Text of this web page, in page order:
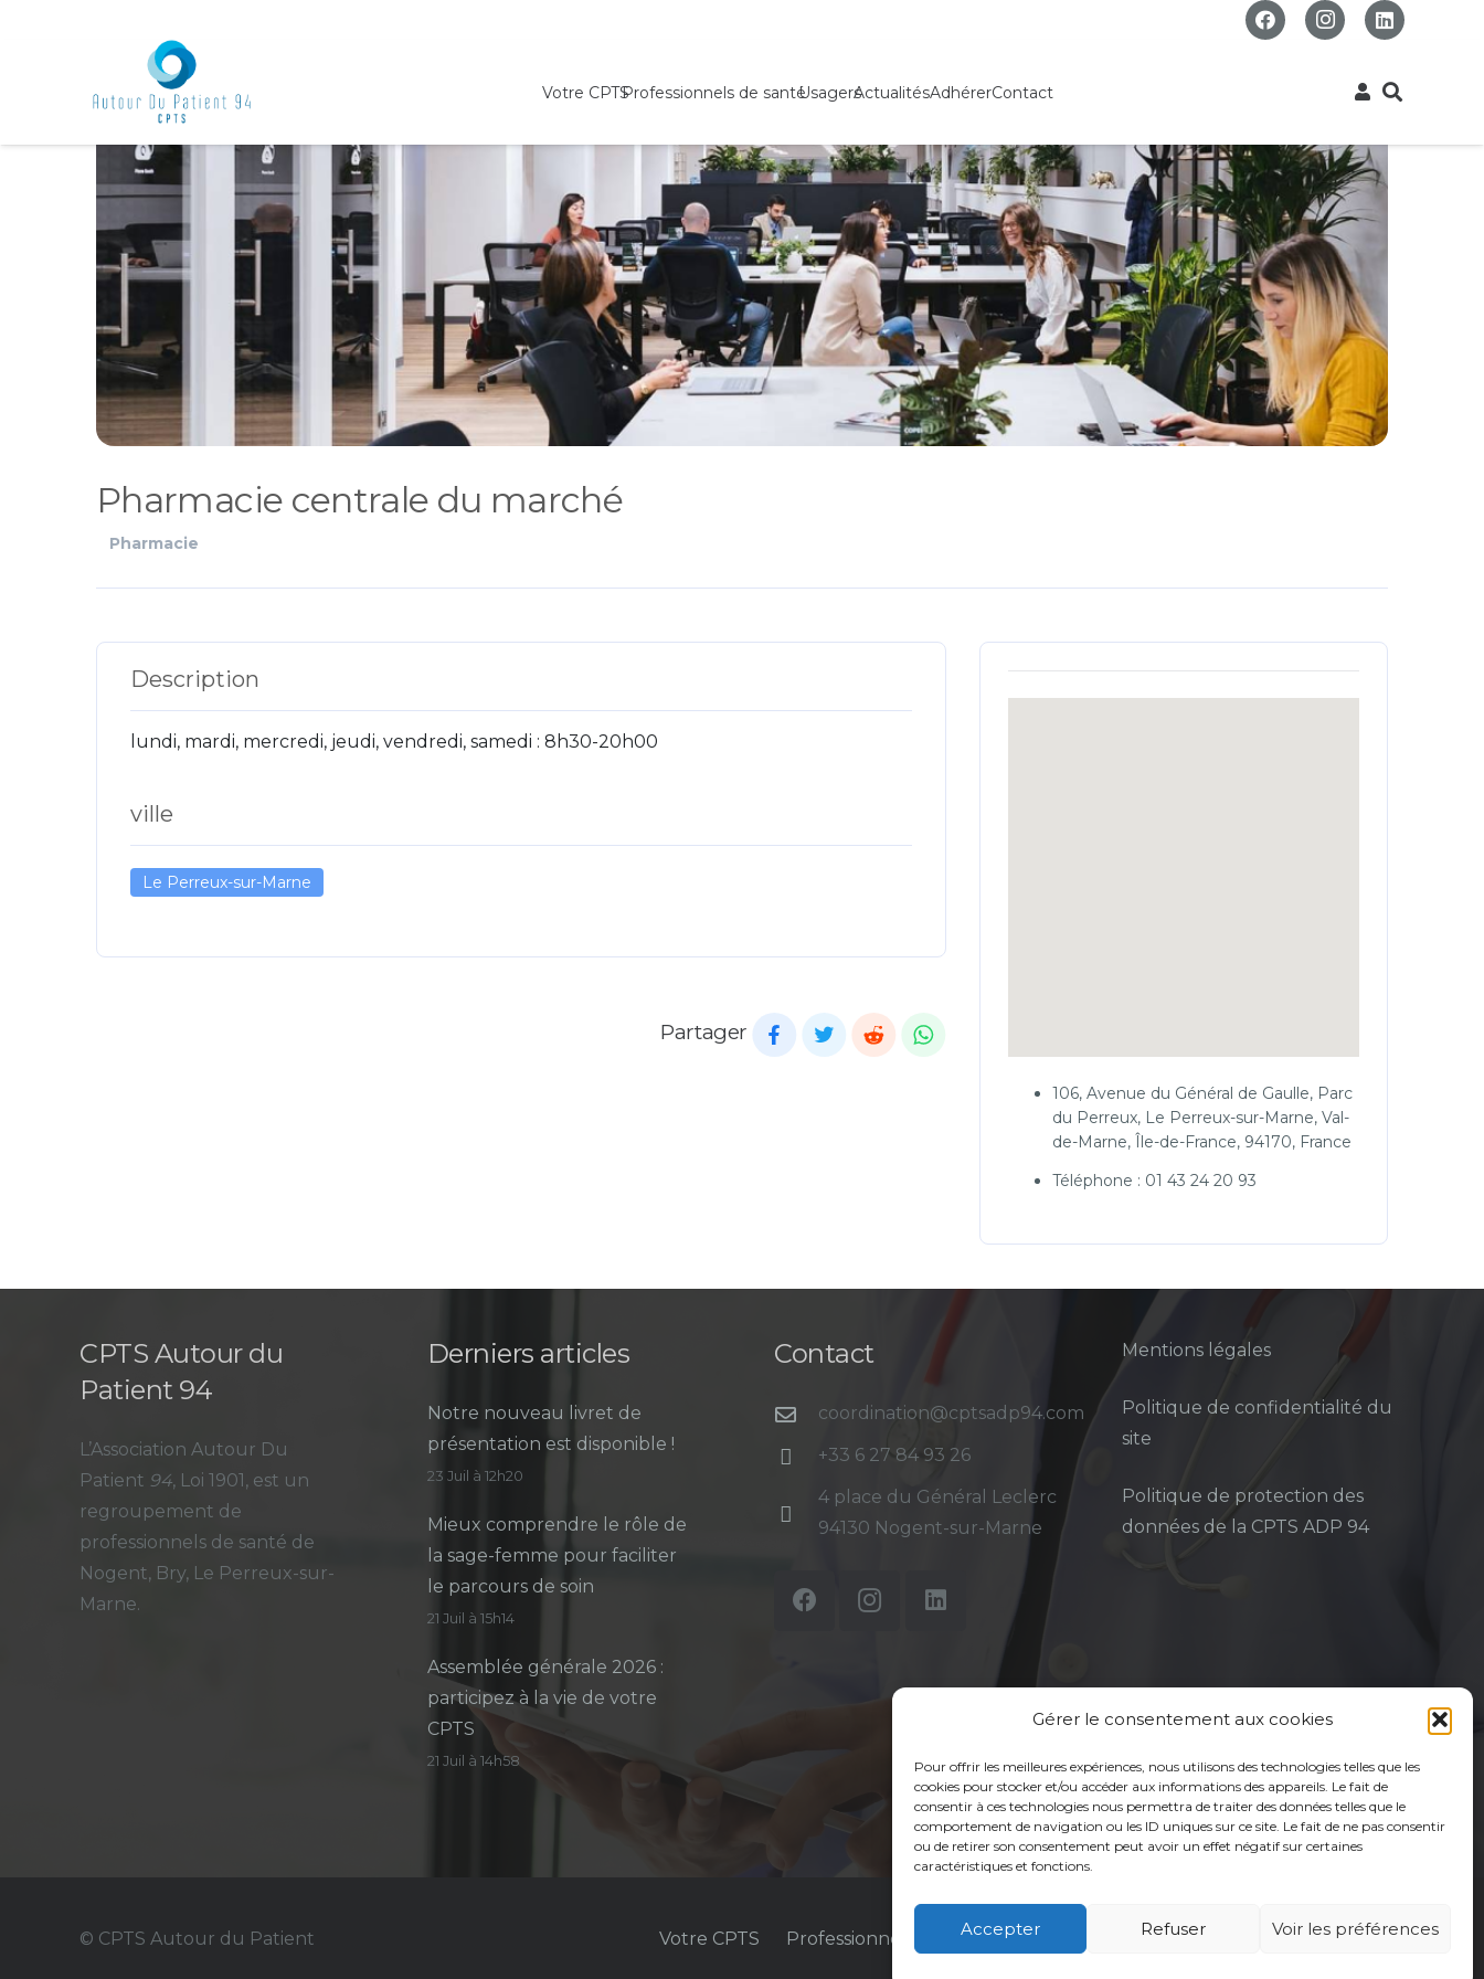
Gérer le consentement aux cookies
Pour offrir les meilleures expériences, nous utilisons des technologies telles que les
cookies pour stocker et/ou accéder aux informations des appareils. Le fait de
consentir à ces technologies nous permettra de traiter des données telles que le
comportement de navigation ou les ID uniques sur ce site. Le fait de ne pas consentir
ou de retirer son consentement peut avoir un effet négatif sur certaines
caractéristiques et fonctions.
Accepter Refuser Voir les préférences
Votre CPTSProfessionnels de santéUsagersActualitésAdhérerContact
Pharmacie centrale du marché
Pharmacie
Description
lundi, mardi, mercredi, jeudi, vendredi, samedi : 8h30-20h00
ville
Le Perreux-sur-Marne
Partager
106, Avenue du Général de Gaulle, Parc
du Perreux, Le Perreux-sur-Marne, Val-
de-Marne, Île-de-France, 94170, France
Téléphone : 01 43 24 20 93
CPTS Autour du
Patient 94
L’Association Autour Du
Patient 94, Loi 1901, est un
regroupement de
professionnels de santé de
Nogent, Bry, Le Perreux-sur-
Marne.
Derniers articles
Notre nouveau livret de
présentation est disponible !
23 Juil à 12h20
Mieux comprendre le rôle de
la sage-femme pour faciliter
le parcours de soin
21 Juil à 15h14
Assemblée générale 2026 :
participez à la vie de votre
CPTS
21 Juil à 14h58
Contact
coordination@cptsadp94.com
+33 6 27 84 93 26
4 place du Général Leclerc
94130 Nogent-sur-Marne
Mentions légales
Politique de confidentialité du
site
Politique de protection des
données de la CPTS ADP 94
© CPTS Autour du Patient Votre CPTS Professionnels de santé Usagers Actualités Adhérer Contact